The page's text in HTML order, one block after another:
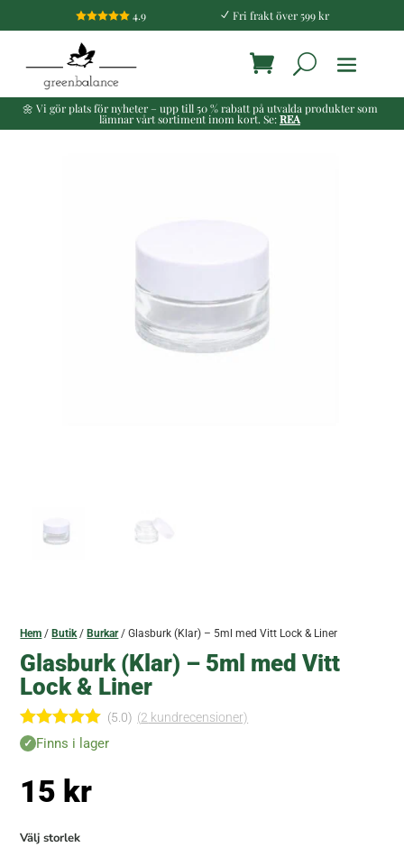
4.9 N Fri frakt över 599 kr
🌼 Vi gör plats för nyheter – upp till 50 % rabatt på utvalda produkter som
lämnar vårt sortiment inom kort. Se:REA
Hem /Butik /Burkar/ Glasburk (Klar) – 5ml med Vitt Lock & Liner
Glasburk (Klar) – 5ml med Vitt
Lock & Liner
Betygsatt
5.00av 5
kundrecen
sioner
(5.0) (2 kundrecensioner)
Finns i lager
15 kr
Välj storlek